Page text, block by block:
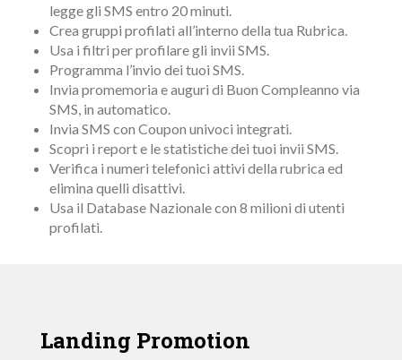
legge gli SMS entro 20 minuti.
Crea gruppi profilati all’interno della tua Rubrica.
Usa i filtri per profilare gli invii SMS.
Programma l’invio dei tuoi SMS.
Invia promemoria e auguri di Buon Compleanno via
SMS, in automatico.
Invia SMS con Coupon univoci integrati.
Scopri i report e le statistiche dei tuoi invii SMS.
Verifica i numeri telefonici attivi della rubrica ed
elimina quelli disattivi.
Usa il Database Nazionale con 8 milioni di utenti
profilati.
Landing Promotion